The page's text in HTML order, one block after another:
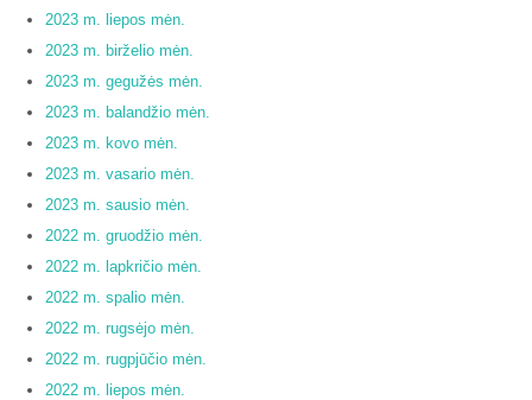
2023 m. liepos mėn.
2023 m. birželio mėn.
2023 m. gegužės mėn.
2023 m. balandžio mėn.
2023 m. kovo mėn.
2023 m. vasario mėn.
2023 m. sausio mėn.
2022 m. gruodžio mėn.
2022 m. lapkričio mėn.
2022 m. spalio mėn.
2022 m. rugsėjo mėn.
2022 m. rugpjūčio mėn.
2022 m. liepos mėn.